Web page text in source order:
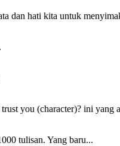
dan hati kita untuk
you (character)? ini yang
tulisan. Yang baru...